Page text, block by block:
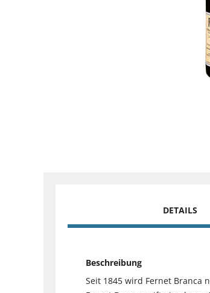
DETAILS
Beschreibung
Seit 1845 wird Fernet Branca